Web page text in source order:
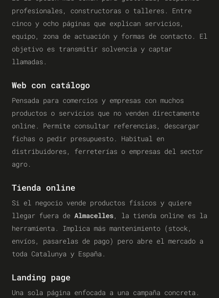
profesionales, constructoras o talleres. Entre
cinco y ocho páginas que explican servicios,
equipo, zona de actuación y formas de contacto. El
objetivo es transmitir solvencia y captar
llamadas.
Web con catálogo
Pensada para comercios y empresas con muchos
productos o servicios que no venden directamente
online. Permite consultar referencias, descargar
fichas o pedir presupuesto. Habitual en
distribuidores, ferreterías o empresas del sector
agro.
Tienda online
Si el negocio vende productos físicos y quiere
llegar fuera de Almacelles, la tienda online es la
herramienta. Implica más mantenimiento (stock,
envíos, pasarelas de pago) pero abre el mercado a
toda Catalunya y España.
Landing page
Una sola página enfocada a una campaña concreta.